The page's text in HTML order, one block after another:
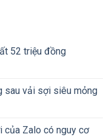
52 triệu đồng
sau vải sợi siêu mỏng
của Zalo có nguy cơ